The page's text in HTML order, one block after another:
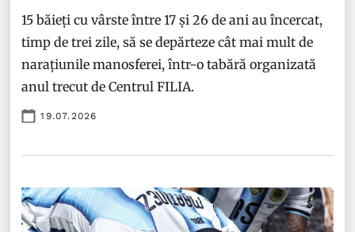
15 băieți cu vârste între 17 și 26 de ani au încercat,
timp de trei zile, să se depărteze cât mai mult de
narațiunile manosferei, într-o tabără organizată
anul trecut de Centrul FILIA.
19.07.2026